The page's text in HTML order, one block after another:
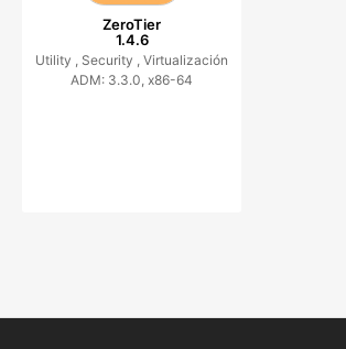
ZeroTier
1.4.6
Utility , Security , Virtualización
ADM: 3.3.0, x86-64